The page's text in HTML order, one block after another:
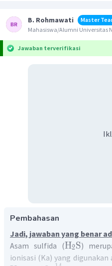
B. Rohmawati
Master
Mahasiswa/Alumni Universitas
Jawaban terverifikasi
Pembahasan
Jadi, jawaban yang benar
Asam sulfida (H2S)
ionisasi (Ka) yang